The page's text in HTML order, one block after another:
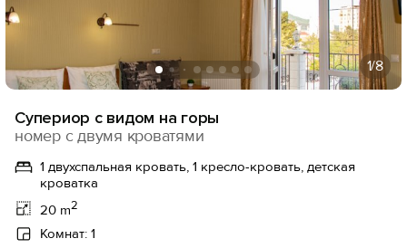
1/8
Супериор с видом на горы
номер с двумя кроватями
1 двухспальная кровать, 1 кресло-кровать, детская
кроватка
20 m2
Комнат: 1